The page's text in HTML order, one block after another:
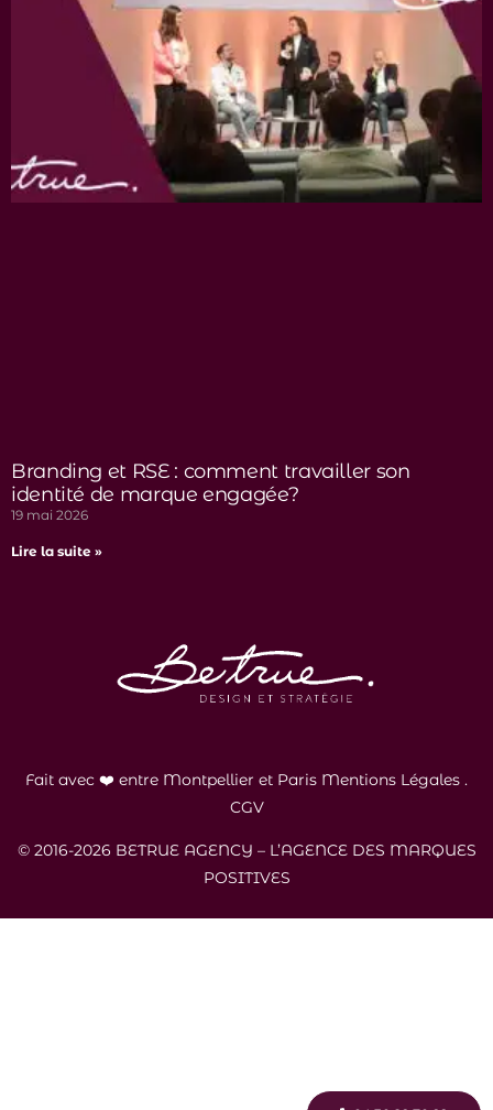
Branding et RSE : comment travailler son
identité de marque engagée?
19 mai 2026
Lire la suite »
Fait avec ❤️ entre Montpellier et Paris Mentions Légales .
CGV
© 2016-2026 BETRUE AGENCY – L’AGENCE DES MARQUES
POSITIVES